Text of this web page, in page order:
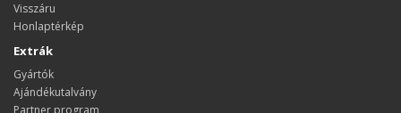
Visszáru
Honlaptérkép
Extrák
Gyártók
Ajándékutalvány
Partner program